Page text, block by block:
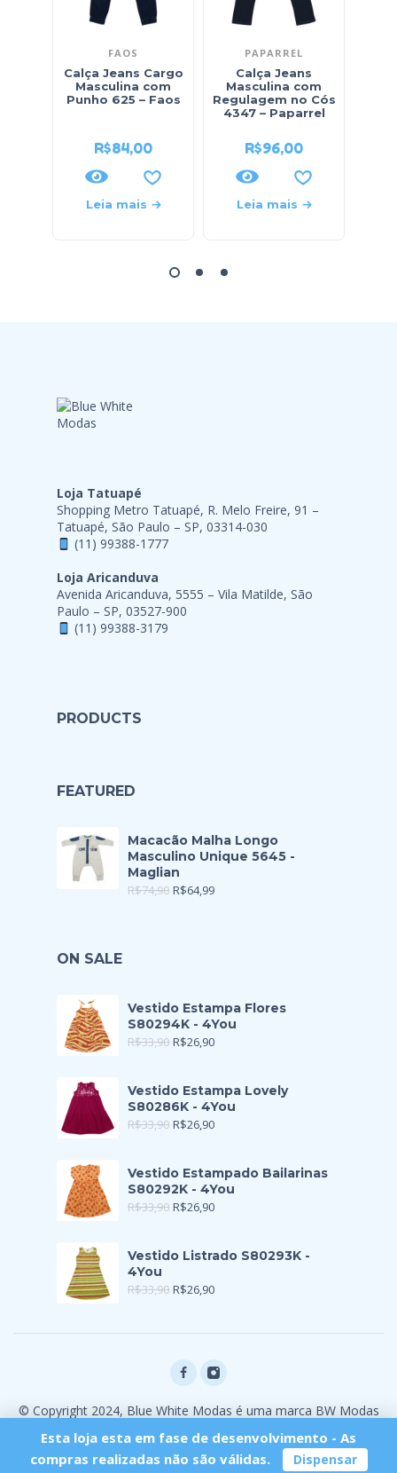
FAOS
Calça Jeans Cargo
Masculina com
Punho 625 – Faos
R$84,00
Leia mais
PAPARREL
Calça Jeans
Masculina com
Regulagem no Cós
4347 – Paparrel
R$96,00
Leia mais
Loja Tatuapé
Shopping Metro Tatuapé, R. Melo Freire, 91 –
Tatuapé, São Paulo – SP, 03314-030
(11) 99388-1777
Loja Aricanduva
Avenida Aricanduva, 5555 – Vila Matilde, São
Paulo – SP, 03527-900
(11) 99388-3179
PRODUCTS
FEATURED
Macacão Malha Longo
Masculino Unique 5645 -
Maglian
R$74,90 R$64,99
ON SALE
Vestido Estampa Flores
S80294K - 4You
R$33,90 R$26,90
Vestido Estampa Lovely
S80286K - 4You
R$33,90 R$26,90
Vestido Estampado Bailarinas
S80292K - 4You
R$33,90 R$26,90
Vestido Listrado S80293K -
4You
R$33,90 R$26,90
© Copyright 2024, Blue White Modas é uma marca BW Modas
Esta loja esta em fase de desenvolvimento - As
compras realizadas não são válidas.
Dispensar